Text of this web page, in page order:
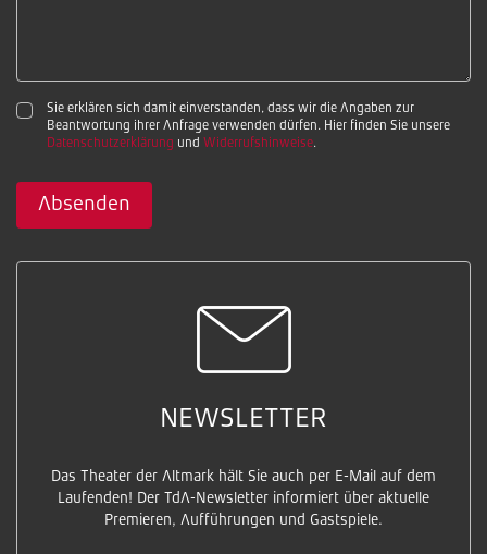
Sie erklären sich damit einverstanden, dass wir die Angaben zur
Beantwortung ihrer Anfrage verwenden dürfen. Hier finden Sie unsere
Datenschutzerklärung und Widerrufshinweise.
Absenden
NEWSLETTER
Das Theater der Altmark hält Sie auch per E-Mail auf dem
Laufenden! Der TdA-Newsletter informiert über aktuelle
Premieren, Aufführungen und Gastspiele.